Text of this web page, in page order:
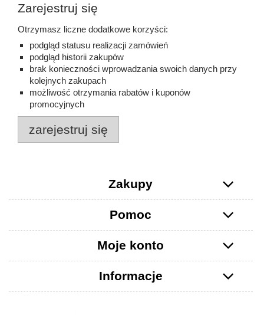
Zarejestruj się
Otrzymasz liczne dodatkowe korzyści:
podgląd statusu realizacji zamówień
podgląd historii zakupów
brak konieczności wprowadzania swoich danych przy
kolejnych zakupach
możliwość otrzymania rabatów i kuponów
promocyjnych
zarejestruj się
Zakupy
Pomoc
Moje konto
Informacje